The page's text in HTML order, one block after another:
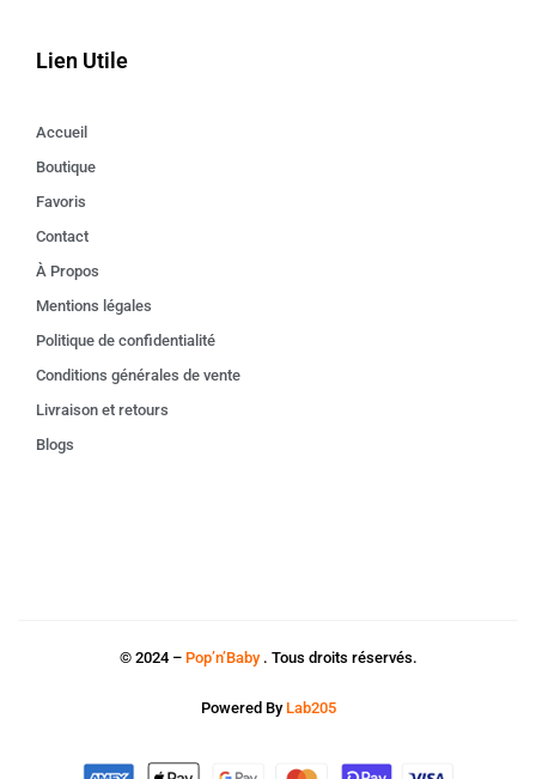
Lien Utile
Accueil
Boutique
Favoris
Contact
À Propos
Mentions légales
Politique de confidentialité
Conditions générales de vente
Livraison et retours
Blogs
© 2024 – Pop’n’Baby. Tous droits réservés.
Powered By Lab205